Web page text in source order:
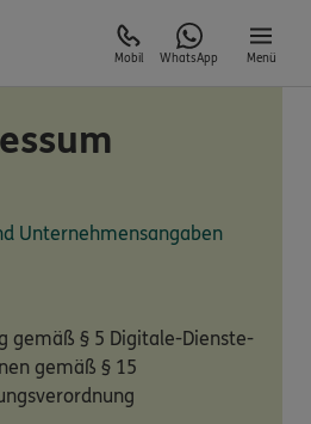
Mobil WhatsApp Menü
Unternehmensangaben
gemäß § 5 Digitale-Dienste-
gemäß § 15